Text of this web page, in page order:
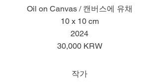
Oil on Canvas / 캔버스에 유채
10 x 10 cm
2024
30,000 KRW
작가